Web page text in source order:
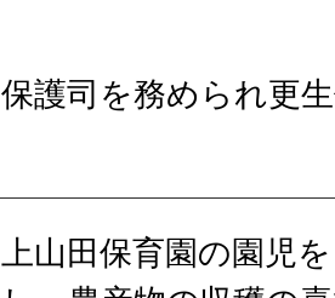
保護司を務められ更
上山田保育園の園児